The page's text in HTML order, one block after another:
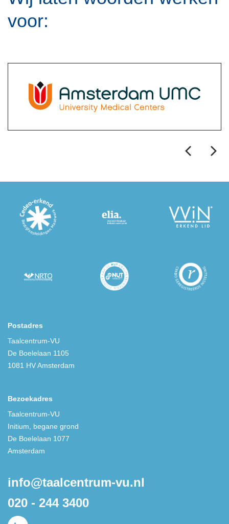
voor:
Postadres
Taalcentrum-VU
De Boelelaan 1105
1081 HV Amsterdam
Bezoekadres
Taalcentrum-VU
Initium, begane grond
De Boelelaan 1077
Amsterdam
info@taalcentrum-vu.nl
020 - 244 3400